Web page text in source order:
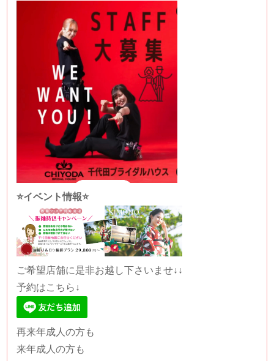
⭐️イベント情報⭐️
ご希望店舗に是非お越し下さいませ↓↓
予約はこちら↓
再来年成人の方も
来年成人の方も